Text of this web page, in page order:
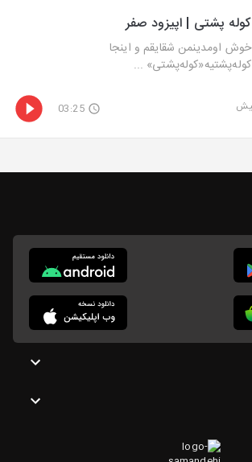
کوله پشتی | اپیزود صفر
خوش اومدینمن شقایقم و اینجا
کوله‌پشتیه«کوله‌پشتی» ...
03:25